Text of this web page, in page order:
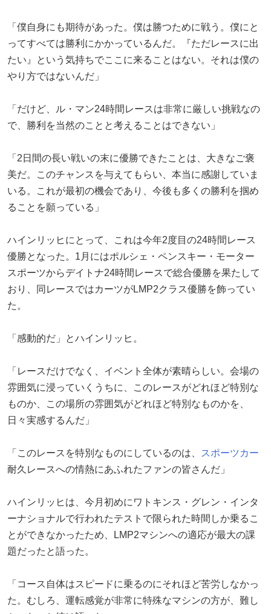
「僕自身にも期待があった。僕は勝つために戦う。僕にと
ってすべては勝利にかかっているんだ。『ただレースに出
たい』という気持ちでここに来ることはない。それは僕の
やり方ではないんだ」
「だけど、ル・マン24時間レースは非常に厳しい挑戦なの
で、勝利を当然のことと考えることはできない」
「2日間の長い戦いの末に優勝できたことは、大きなご褒
美だ。このチャンスを与えてもらい、本当に感謝していま
いる。これが最初の機会であり、今後も多くの勝利を掴め
ることを願っている」
ハインリッヒにとって、これは今年2度目の24時間レース
優勝となった。1月にはポルシェ・ペンスキー・モーター
スポーツからデイトナ24時間レースで総合優勝を果たして
おり、同レースではカーツがLMP2クラス優勝を飾ってい
た。
「感動的だ」とハインリッヒ。
「レースだけでなく、イベント全体が素晴らしい。会場の
雰囲気に浸っていくうちに、このレースがどれほど特別な
ものか、この場所の雰囲気がどれほど特別なものかを、
日々実感するんだ」
「このレースを特別なものにしているのは、
スポーツカー
耐久レースへの情熱にあふれたファンの皆さんだ」
ハインリッヒは、今月初めにワトキンス・グレン・インタ
ーナショナルで行われたテストで限られた時間しか乗るこ
とができなかったため、LMP2マシンへの適応が最大の課
題だったと語った。
「コース自体はスピードに乗るのにそれほど苦労しなかっ
た。むしろ、運転感覚が非常に特殊なマシンの方が、難し